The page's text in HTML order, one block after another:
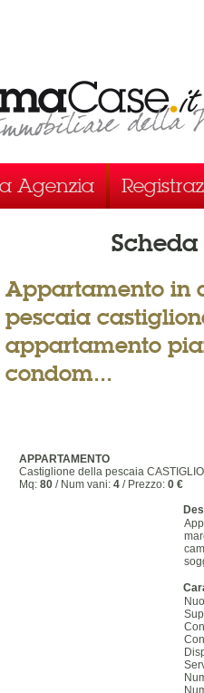
Agenzia
Appartamento in
pescaia
appartamento
condom...
APPARTAMENTO
Castiglione della pescaia
Mq: 80 / Num vani: 4 / Prezzo: 0 €